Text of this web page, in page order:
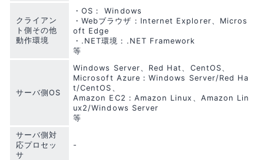
クライアン
ト側その他
動作環境
・OS： Windows
・Webブラウザ：Internet Explorer、Micros
oft Edge
・.NET環境：.NET Framework
等
サーバ側OS
Windows Server、Red Hat、CentOS、
Microsoft Azure：Windows Server/Red Ha
t/CentOS、
Amazon EC2：Amazon Linux、Amazon Lin
ux2/Windows Server
等
サーバ側対
応プロセッ
サ
-